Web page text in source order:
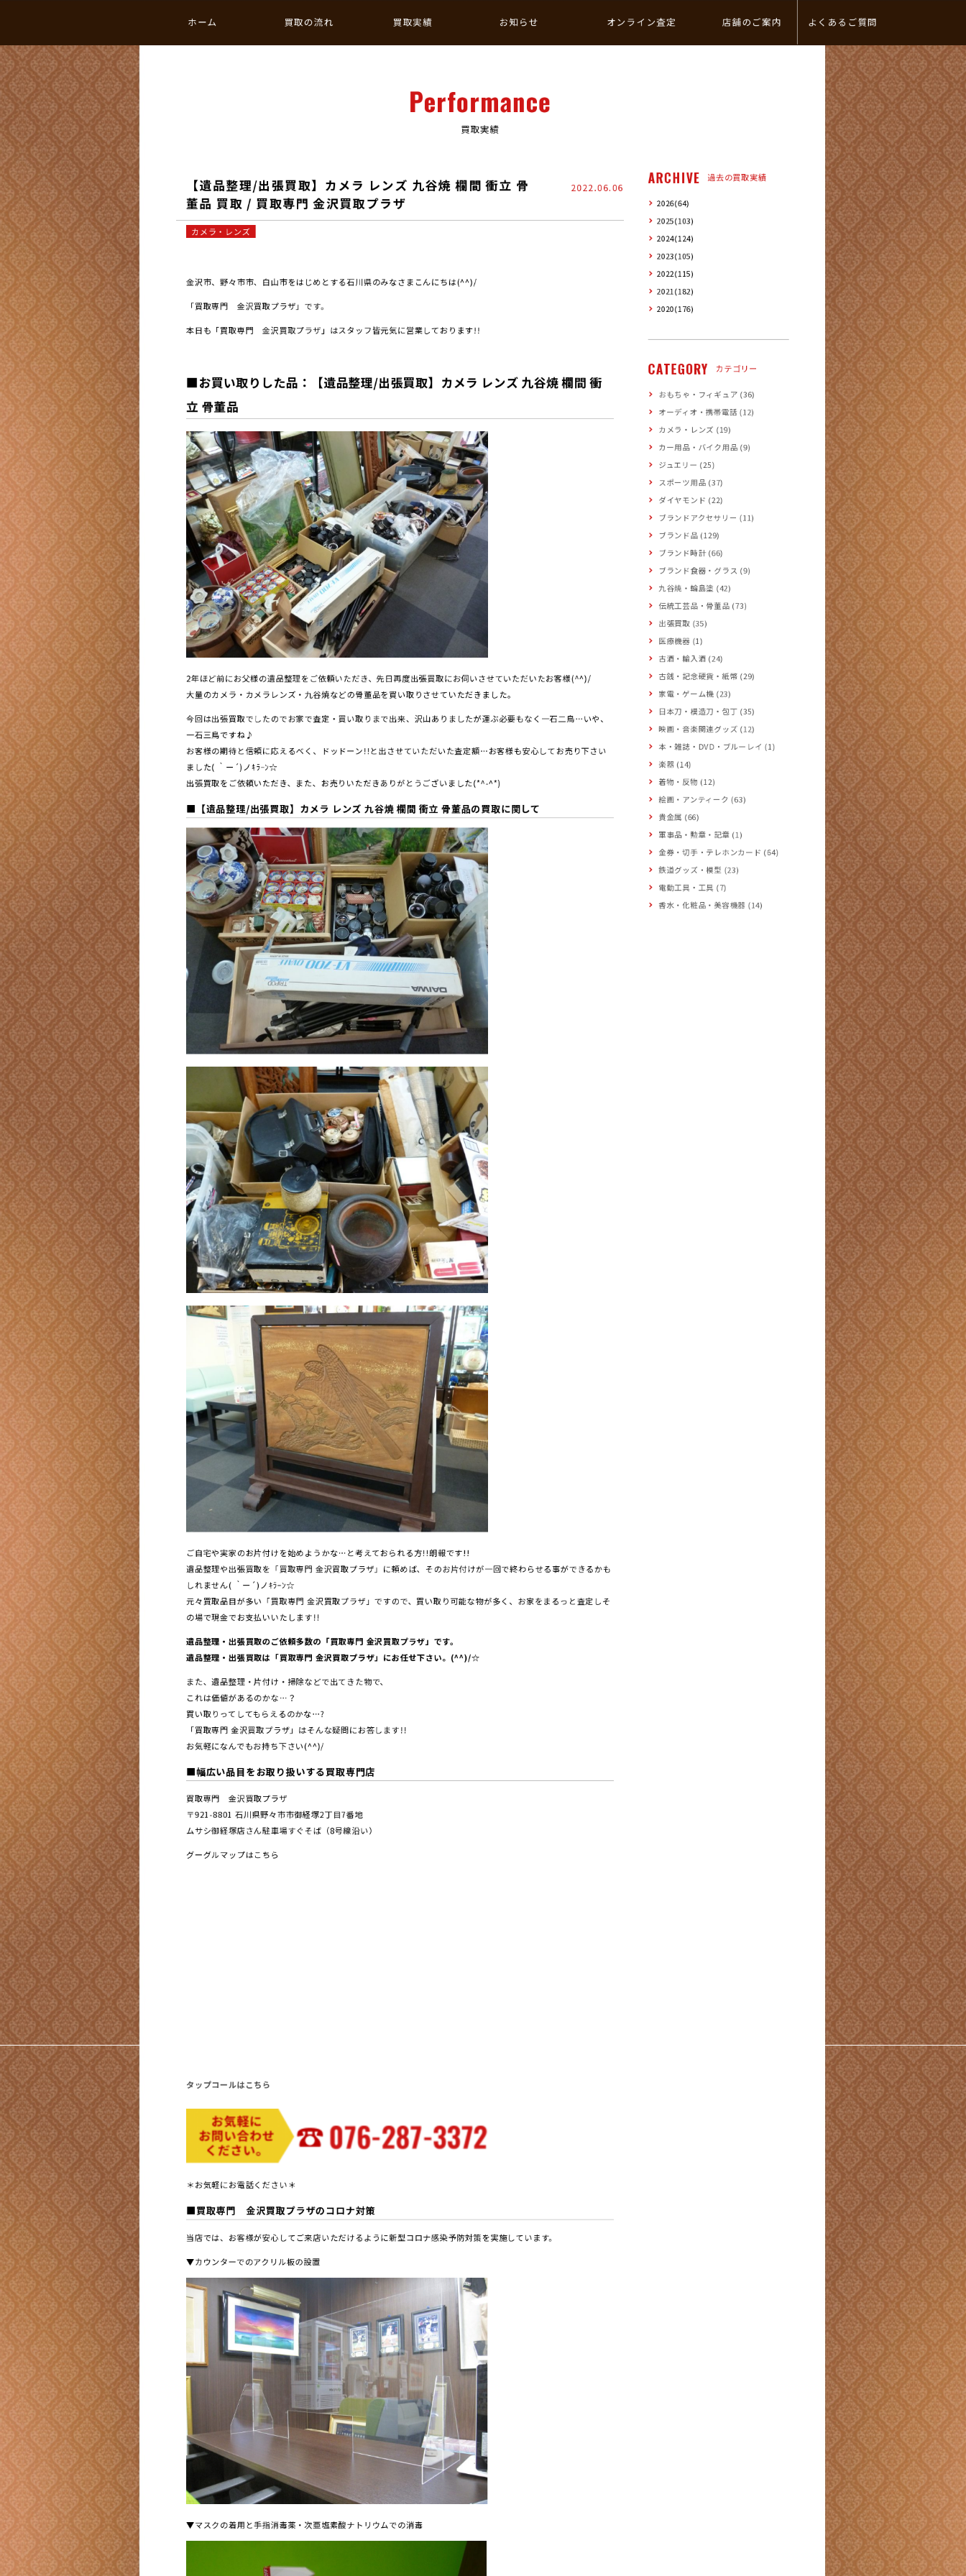
ホーム 買取の流れ 買取実績 お知らせ オンライン査定 店舗のご案内 よくあるご質問
Performance
買取実績
【遺品整理/出張買取】カメラ レンズ 九谷焼 欄間 衝立 骨
董品 買取 / 買取専門 金沢買取プラザ
2022.06.06
カメラ・レンズ
金沢市、野々市市、白山市をはじめとする石川県のみなさまこんにちは(^^)/
「買取専門 金沢買取プラザ」です。
本日も「買取専門 金沢買取プラザ」はスタッフ皆元気に営業しております!!
■お買い取りした品：【遺品整理/出張買取】カメラ レンズ 九谷焼 欄間 衝
立 骨董品
2年ほど前にお父様の遺品整理をご依頼いただき、先日再度出張買取にお伺いさせていただいたお客様(^^)/
大量のカメラ・カメラレンズ・九谷焼などの骨董品を買い取りさせていただきました。
今回は出張買取でしたのでお家で査定・買い取りまで出来、沢山ありましたが運ぶ必要もなく一石二鳥…いや、
一石三鳥ですね♪
お客様の期待と信頼に応えるべく、ドッドーン!!と出させていただいた査定額…お客様も安心してお売り下さい
ました( ｀ー´)ノｷﾗｰﾝ☆
出張買取をご依頼いただき、また、お売りいただきありがとうございました(*^-^*)
■ 【遺品整理/出張買取】カメラ レンズ 九谷焼 欄間 衝立 骨董品の買取に関して
ご自宅や実家のお片付けを始めようかな…と考えておられる方!!朗報です!!
遺品整理や出張買取を「買取専門 金沢買取プラザ」に頼めば、そのお片付けが一回で終わらせる事ができるかも
しれません( ｀ー´)ノｷﾗｰﾝ☆
元々買取品目が多い「買取専門 金沢買取プラザ」ですので、買い取り可能な物が多く、お家をまるっと査定しそ
の場で現金でお支払いいたします!!
遺品整理・出張買取のご依頼多数の「買取専門 金沢買取プラザ」です。
遺品整理・出張買取は「買取専門 金沢買取プラザ」にお任せ下さい。(^^)/☆
また、遺品整理・片付け・掃除などで出てきた物で、
これは価値があるのかな…？
買い取りってしてもらえるのかな…?
「買取専門 金沢買取プラザ」はそんな疑問にお答します!!
お気軽になんでもお持ち下さい(^^)/
■幅広い品目をお取り扱いする買取専門店
買取専門 金沢買取プラザ
〒921-8801 ⽯川県野々市市御経塚2丁⽬7番地
ムサシ御経塚店さん駐車場すぐそば（8号線沿い）
グーグルマップはこちら
タップコールはこちら
＊お気軽にお電話ください＊
■買取専門 金沢買取プラザのコロナ対策
当店では、お客様が安心してご来店いただけるように新型コロナ感染予防対策を実施しています。
▼カウンターでのアクリル板の設置
▼マスクの着用と手指消毒薬・次亜塩素酸ナトリウムでの消毒
ARCHIVE 過去の買取実績
2026(64)
2025(103)
2024(124)
2023(105)
2022(115)
2021(182)
2020(176)
CATEGORY カテゴリー
おもちゃ・フィギュア (36)
オーディオ・携帯電話 (12)
カメラ・レンズ (19)
カー用品・バイク用品 (9)
ジュエリー (25)
スポーツ用品 (37)
ダイヤモンド (22)
ブランドアクセサリー (11)
ブランド品 (129)
ブランド時計 (66)
ブランド食器・グラス (9)
九谷焼・輪島塗 (42)
伝統工芸品・骨董品 (73)
出張買取 (35)
医療機器 (1)
古酒・輸入酒 (24)
古銭・記念硬貨・紙幣 (29)
家電・ゲーム機 (23)
日本刀・模造刀・包丁 (35)
映画・音楽関連グッズ (12)
本・雑誌・DVD・ブルーレイ (1)
楽器 (14)
着物・反物 (12)
絵画・アンティーク (63)
貴金属 (66)
軍事品・勲章・記章 (1)
金券・切手・テレホンカード (64)
鉄道グッズ・模型 (23)
電動工具・工具 (7)
香水・化粧品・美容機器 (14)